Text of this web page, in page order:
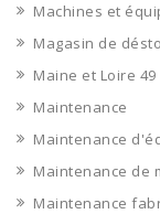
Machines et
Magasin de
Maine et Loire 49
Maintenance
Maintenance
Maintenance de
Maintenance